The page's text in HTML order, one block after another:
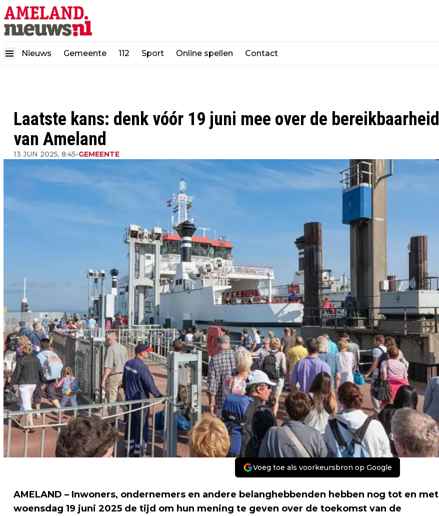
Nieuws Gemeente 112 Sport Online spellen Contact
Laatste kans: denk vóór 19 juni mee over de bereikbaarheid
van Ameland
13 JUN 2025, 8:45•GEMEENTE
Voeg toe als voorkeursbron op Google
AMELAND – Inwoners, ondernemers en andere belanghebbenden hebben nog tot en met
woensdag 19 juni 2025 de tijd om hun mening te geven over de toekomst van de